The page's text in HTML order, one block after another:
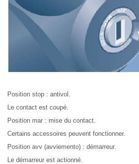
Position stop : antivol.
Le contact est coupé.
Position mar : mise du contact.
Certains accessoires peuvent fonctionner.
Position avv (avviemento) : démarreur.
Le démarreur est actionné.